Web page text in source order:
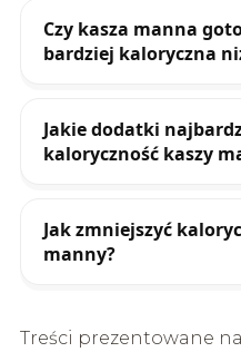
Czy kasza manna
bardziej kaloryczna
Jakie dodatki
kaloryczność kaszy
Jak zmniejszyć
manny?
Treści prezentowane